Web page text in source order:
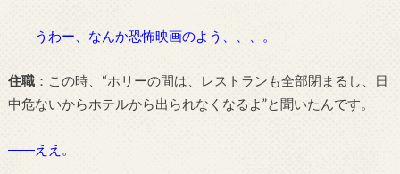
――うわー、なんか恐怖映画のよう、、、。
住職：この時、“ホリーの間は、レストランも全部閉まるし、日
中危ないからホテルから出られなくなるよ”と聞いたんです。
――ええ。